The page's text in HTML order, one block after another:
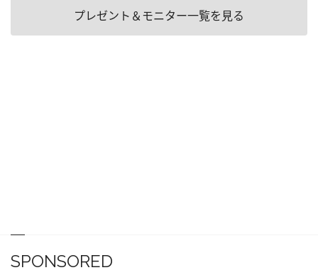
プレゼント＆モニター一覧を見る
SPONSORED